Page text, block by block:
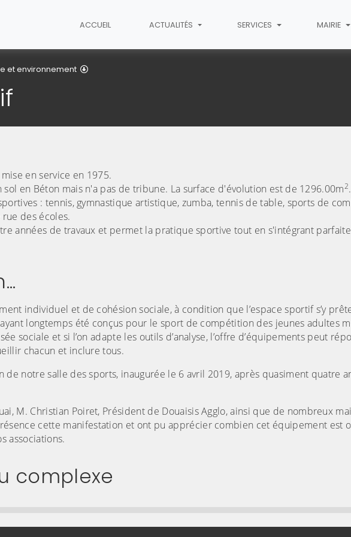
ACCUEIL ACTUALITÉS SERVICES MAIRIE
et environnement
en service en 1975.
en Béton mais n'a pas de tribune. La surface d'évolution est de 1296.00m2.
: tennis, gymnastique artistique, zumba, tennis de table, sports de
rue des écoles.
années de travaux et permet la pratique sportive tout en s'intégrant
individuel et de cohésion sociale, à condition que l’espace sportif s’y
longtemps été conçus pour le sport de compétition des jeunes adultes
sociale et si l’on adapte les outils d’analyse, l’offre d’équipements peut
chacun et inclure tous.
de notre salle des sports, inaugurée le 6 avril 2019, après quasiment quatre
M. Christian Poiret, Président de Douaisis Agglo, ainsi que de nombreux
cette manifestation et ont pu apprécier combien cet équipement est
associations.
complexe
au lien qui permet d'accéder directement à cette carte